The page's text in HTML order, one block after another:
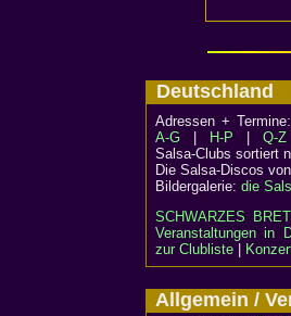
Deutschland
Adressen + Termine:
A-G
H-P
Q-Z
Salsa-Clubs sortiert
Die Salsa-Discos
Bildergalerie: die
SCHWARZES
Veranstaltungen in
zur Clubliste
Allgemein /